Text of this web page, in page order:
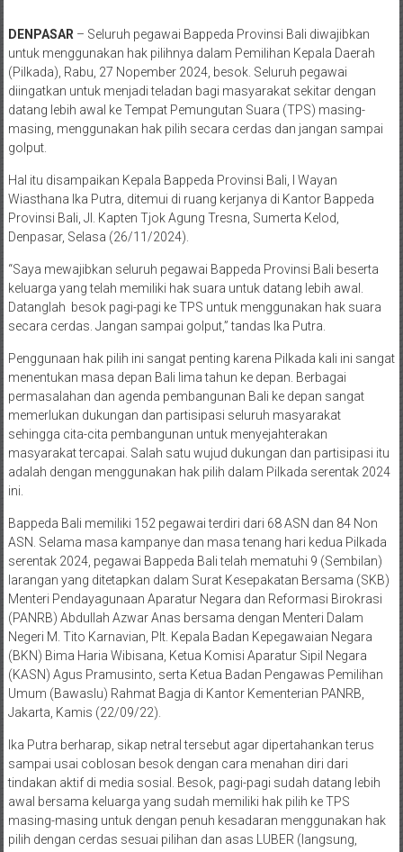
DENPASAR– Seluruh pegawai Bappeda Provinsi Bali diwajibkan
untuk menggunakan hak pilihnya dalam Pemilihan Kepala Daerah
(Pilkada), Rabu, 27 Nopember 2024, besok. Seluruh pegawai
diingatkan untuk menjadi teladan bagi masyarakat sekitar dengan
datang lebih awal ke Tempat Pemungutan Suara (TPS) masing-
masing, menggunakan hak pilih secara cerdas dan jangan sampai
golput.
Hal itu disampaikan Kepala Bappeda Provinsi Bali, I Wayan
Wiasthana Ika Putra, ditemui di ruang kerjanya di Kantor Bappeda
Provinsi Bali, Jl. Kapten Tjok Agung Tresna, Sumerta Kelod,
Denpasar, Selasa (26/11/2024).
“Saya mewajibkan seluruh pegawai Bappeda Provinsi Bali beserta
keluarga yang telah memiliki hak suara untuk datang lebih awal.
Datanglah besok pagi-pagi ke TPS untuk menggunakan hak suara
secara cerdas. Jangan sampai golput,” tandas Ika Putra.
Penggunaan hak pilih ini sangat penting karena Pilkada kali ini sangat
menentukan masa depan Bali lima tahun ke depan. Berbagai
permasalahan dan agenda pembangunan Bali ke depan sangat
memerlukan dukungan dan partisipasi seluruh masyarakat
sehingga cita-cita pembangunan untuk menyejahterakan
masyarakat tercapai. Salah satu wujud dukungan dan partisipasi itu
adalah dengan menggunakan hak pilih dalam Pilkada serentak 2024
ini.
Bappeda Bali memiliki 152 pegawai terdiri dari 68 ASN dan 84 Non
ASN. Selama masa kampanye dan masa tenang hari kedua Pilkada
serentak 2024, pegawai Bappeda Bali telah mematuhi 9 (Sembilan)
larangan yang ditetapkan dalam Surat Kesepakatan Bersama (SKB)
Menteri Pendayagunaan Aparatur Negara dan Reformasi Birokrasi
(PANRB) Abdullah Azwar Anas bersama dengan Menteri Dalam
Negeri M. Tito Karnavian, Plt. Kepala Badan Kepegawaian Negara
(BKN) Bima Haria Wibisana, Ketua Komisi Aparatur Sipil Negara
(KASN) Agus Pramusinto, serta Ketua Badan Pengawas Pemilihan
Umum (Bawaslu) Rahmat Bagja di Kantor Kementerian PANRB,
Jakarta, Kamis (22/09/22).
Ika Putra berharap, sikap netral tersebut agar dipertahankan terus
sampai usai coblosan besok dengan cara menahan diri dari
tindakan aktif di media sosial. Besok, pagi-pagi sudah datang lebih
awal bersama keluarga yang sudah memiliki hak pilih ke TPS
masing-masing untuk dengan penuh kesadaran menggunakan hak
pilih dengan cerdas sesuai pilihan dan asas LUBER (langsung,